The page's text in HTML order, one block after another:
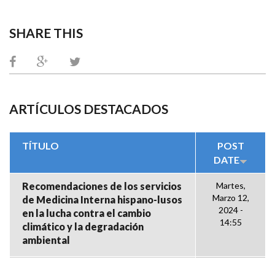
SHARE THIS
ARTÍCULOS DESTACADOS
TÍTULO
POST
DATE
Recomendaciones de los servicios
de Medicina Interna hispano-lusos
en la lucha contra el cambio
climático y la degradación
ambiental
Martes,
Marzo 12,
2024 -
14:55